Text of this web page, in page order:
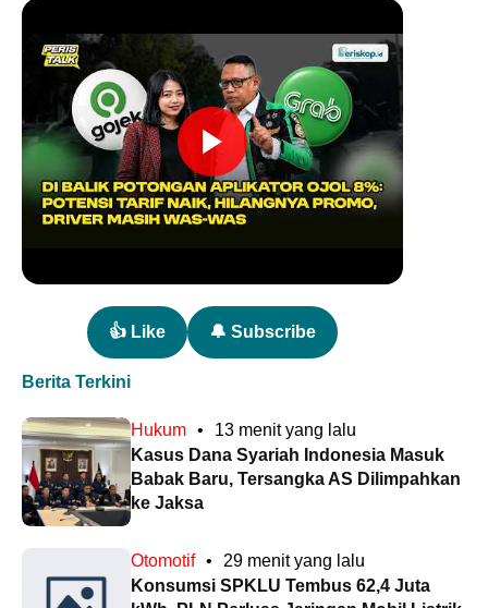
👍 Like 🔔 Subscribe
Berita Terkini
Hukum •
13 menit yang lalu
Kasus Dana Syariah Indonesia Masuk
Babak Baru, Tersangka AS Dilimpahkan
ke Jaksa
Otomotif •
29 menit yang lalu
Konsumsi SPKLU Tembus 62,4 Juta